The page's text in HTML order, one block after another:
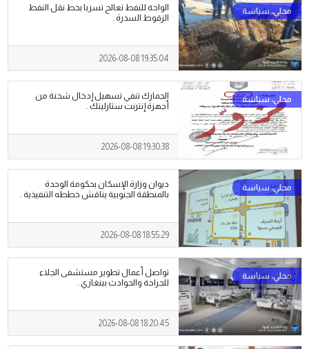
الواحة للنفط تعالج تسربا بخط نقل النفط
الزقوط السدرة .
2026-08-08 19:35:04
الجمارك تنفي تسهيل إدخال شحنة من
أجهزة إنترنت ستارلينك .
2026-08-08 19:30:38
ديوان وزارة الإسكان بحكومة الوحدة
بالمنطقة الجنوبية يناقش خططه التنفيذية .
2026-08-08 18:55:29
تواصل أعمال تطوير مستشفى الجلاء
للجراحة والحوادث ببنغازي .
2026-08-08 18:20:45